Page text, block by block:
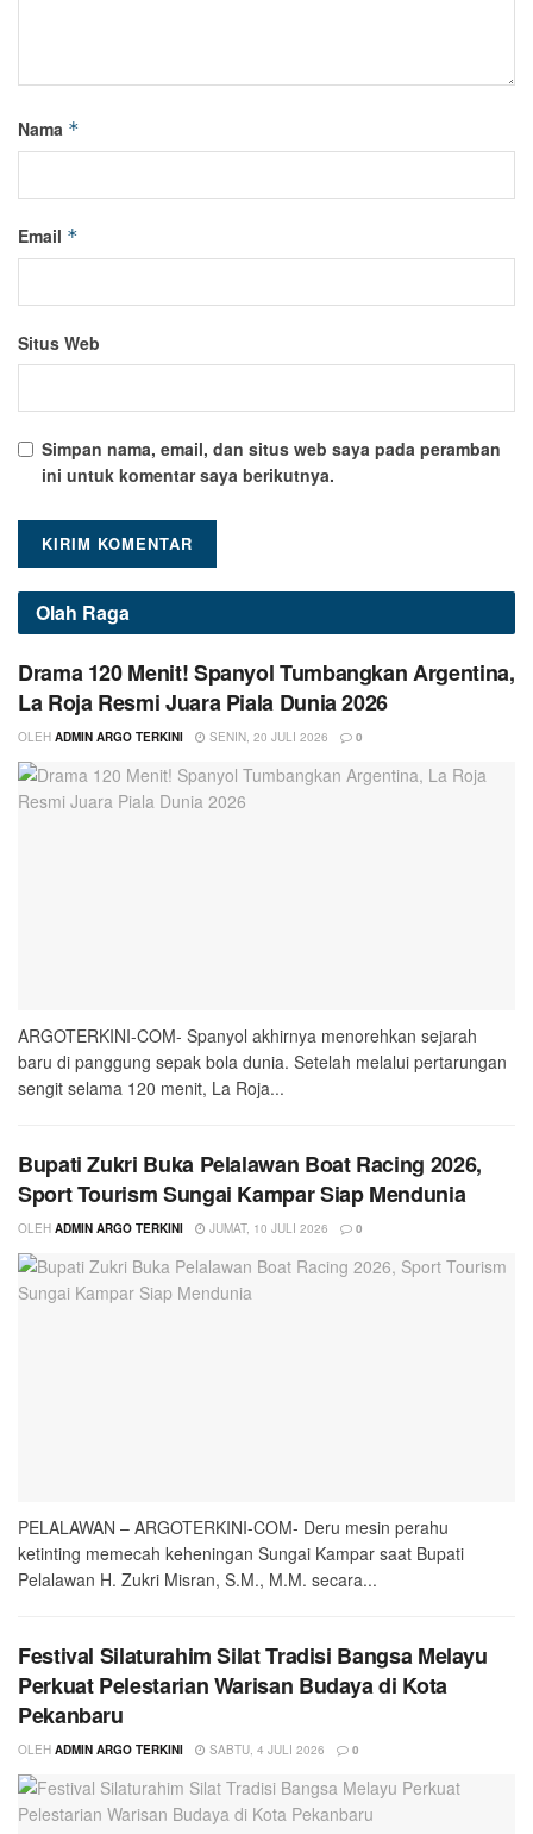
Nama *
Email *
Situs Web
Simpan nama, email, dan situs web saya pada peramban
ini untuk komentar saya berikutnya.
Olah Raga
Drama 120 Menit! Spanyol Tumbangkan Argentina,
La Roja Resmi Juara Piala Dunia 2026
OLEH ADMIN ARGO TERKINI SENIN, 20 JULI 2026 0
ARGOTERKINI-COM- Spanyol akhirnya menorehkan sejarah
baru di panggung sepak bola dunia. Setelah melalui pertarungan
sengit selama 120 menit, La Roja...
Bupati Zukri Buka Pelalawan Boat Racing 2026,
Sport Tourism Sungai Kampar Siap Mendunia
OLEH ADMIN ARGO TERKINI JUMAT, 10 JULI 2026 0
PELALAWAN – ARGOTERKINI-COM- Deru mesin perahu
ketinting memecah keheningan Sungai Kampar saat Bupati
Pelalawan H. Zukri Misran, S.M., M.M. secara...
Festival Silaturahim Silat Tradisi Bangsa Melayu
Perkuat Pelestarian Warisan Budaya di Kota
Pekanbaru
OLEH ADMIN ARGO TERKINI SABTU, 4 JULI 2026 0